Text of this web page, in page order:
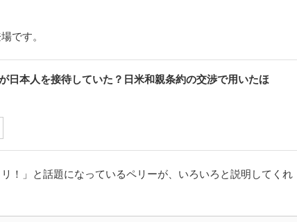
です。
日本人を接待していた？日米和親条約の交渉で用いたほ
！」と話題になっているペリーが、いろいろと説明してくれ